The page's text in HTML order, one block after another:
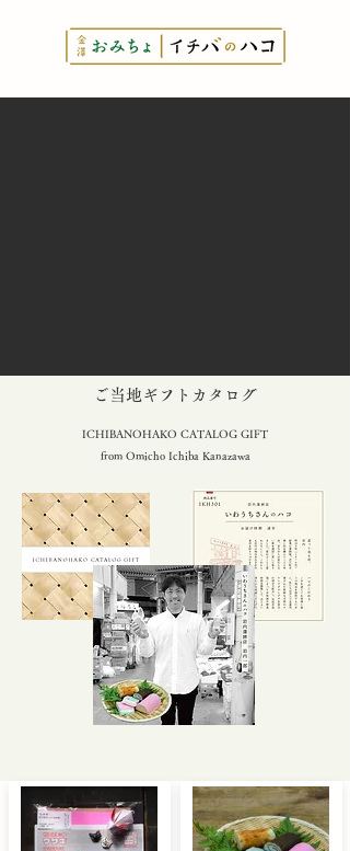
​ご当地ギフトカタログ
ICHIBANOHAKO CATALOG GIFT
from Omicho Ichiba Kanazawa